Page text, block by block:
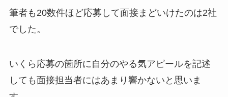
筆者も20数件ほど応募して面接まどいけたのは2社
でした。
いくら応募の箇所に自分のやる気アピールを記述
しても面接担当者にはあまり響かないと思いま